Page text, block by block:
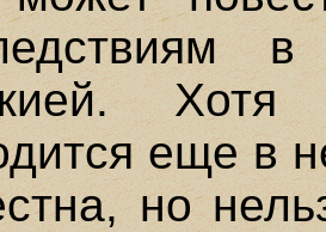
Хотя
еще в
но